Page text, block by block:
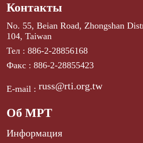
Контакты
No. 55, Beian Road, Zhongshan
104, Taiwan
Тел : 886-2-28856168
Факс : 886-2-28855423
E-mail :russ@rti.org.tw
Об МРТ
Информация